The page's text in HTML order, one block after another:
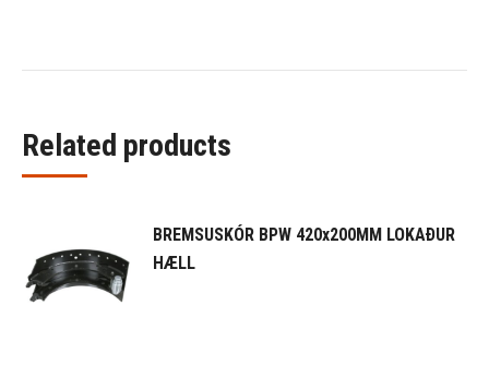
Related products
BREMSUSKÓR BPW 420x200MM LOKAÐUR
HÆLL